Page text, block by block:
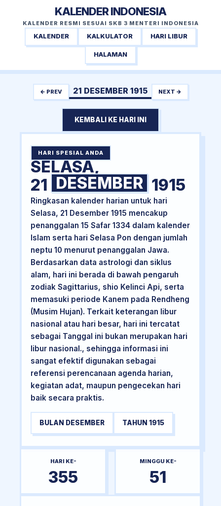
KALENDER INDONESIA
KALENDER RESMI SESUAI SKB 3 MENTERI INDONESIA
KALENDER KALKULATOR HARI LIBUR
HALAMAN
← PREV 21 DESEMBER 1915 NEXT →
KEMBALI KE HARI INI
HARI SPESIAL ANDA
SELASA,
21 DESEMBER 1915
Ringkasan kalender harian untuk hari
Selasa, 21 Desember 1915 mencakup
penanggalan 15 Safar 1334 dalam kalender
Islam serta hari Selasa Pon dengan jumlah
neptu 10 menurut penanggalan Jawa.
Berdasarkan data astrologi dan siklus
alam, hari ini berada di bawah pengaruh
zodiak Sagittarius, shio Kelinci Api, serta
memasuki periode Kanem pada Rendheng
(Musim Hujan). Terkait keterangan libur
nasional atau hari besar, hari ini tercatat
sebagai Tanggal ini bukan merupakan hari
libur nasional., sehingga informasi ini
sangat efektif digunakan sebagai
referensi perencanaan agenda harian,
kegiatan adat, maupun pengecekan hari
baik secara praktis.
BULAN DESEMBER TAHUN 1915
HARI KE-
355
MINGGU KE-
51